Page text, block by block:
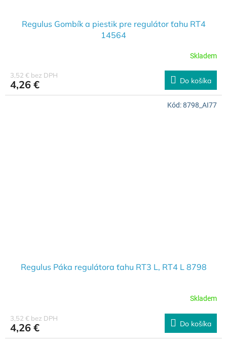
Regulus Gombík a piestik pre regulátor ťahu RT4
14564
Skladem
3,52 € bez DPH
4,26 € Do košíka
Regulus Páka regulátora ťahu RT3 L, RT4 L 8798
Skladem
3,52 € bez DPH
4,26 € Do košíka
Kód:8798_AI77